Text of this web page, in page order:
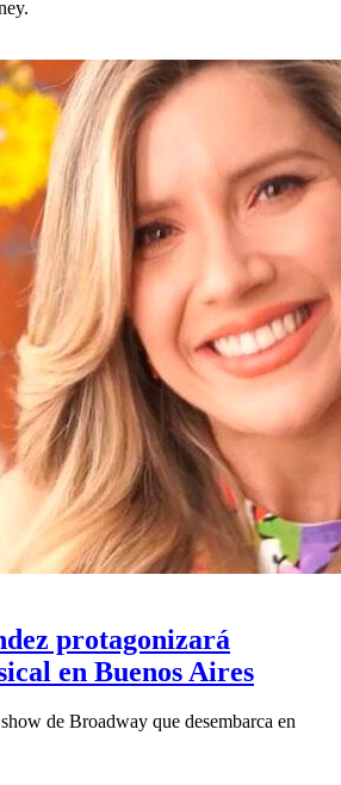
protagonizará
en Buenos Aires
de Broadway que desembarca en